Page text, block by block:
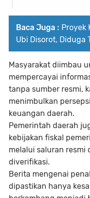
Baca Juga : Proyek
Ubi Disorot, Diduga
Masyarakat diimbau
mempercayai
tanpa sumber resmi,
menimbulkan
keuangan daerah.
Pemerintah daerah
kebijakan fiskal
melalui saluran resmi
diverifikasi.
Berita mengenai
dipastikan hanya